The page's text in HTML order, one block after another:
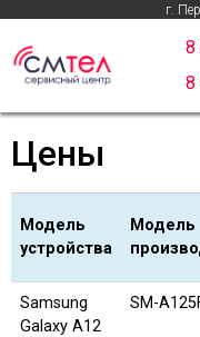
г.
8
8
Цены
Модель
устройства
Модель
Модель
устройства
Модель
Samsung
Galaxy A12
SM-